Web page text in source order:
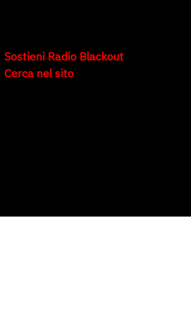
Sostieni Radio Blackout
Cerca nel sito